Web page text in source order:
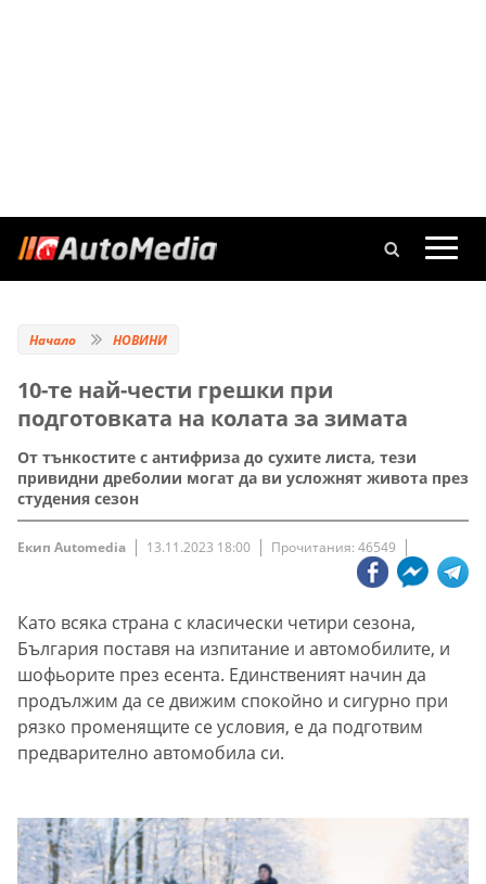
Начало НОВИНИ
10-те най-чести грешки при
подготовката на колата за зимата
От тънкостите с антифриза до сухите листа, тези
привидни дреболии могат да ви усложнят живота през
студения сезон
Екип Automedia 13.11.2023 18:00 Прочитания: 46549
Като всяка страна с класически четири сезона,
България поставя на изпитание и автомобилите, и
шофьорите през есента. Единственият начин да
продължим да се движим спокойно и сигурно при
рязко променящите се условия, е да подготвим
предварително автомобила си.